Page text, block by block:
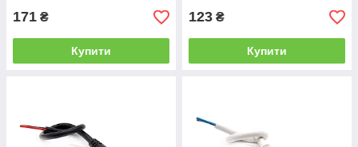
171 ₴
Купити
123 ₴
Купити